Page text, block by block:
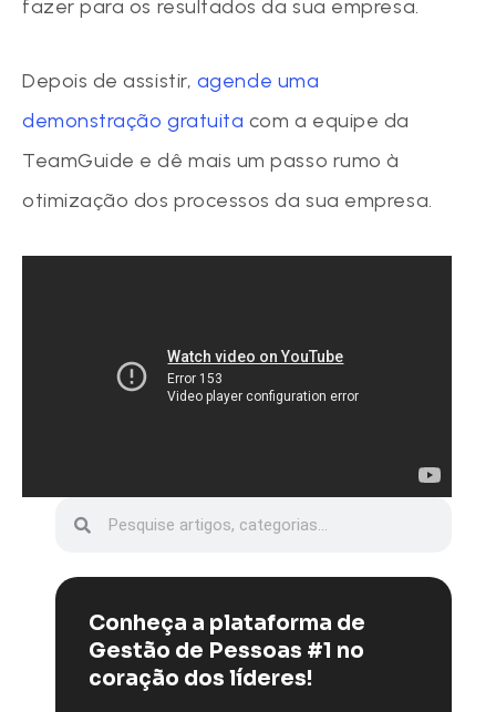
fazer para os resultados da sua empresa.
Depois de assistir, agende uma
demonstração gratuita com a equipe da
TeamGuide e dê mais um passo rumo à
otimização dos processos da sua empresa.
Conheça a plataforma de
Gestão de Pessoas #1 no
coração dos líderes!